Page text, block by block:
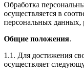
Обработка
осуществляется в
персональных данных,
Общие положения.
1.1. Для достижения
осуществляет